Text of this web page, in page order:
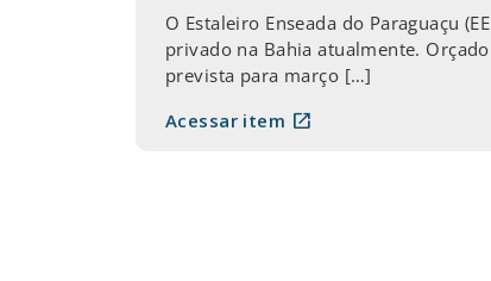
O Estaleiro Enseada do Paraguaçu
privado na Bahia atualmente.
prevista para março […]
Acessar item open_in_new